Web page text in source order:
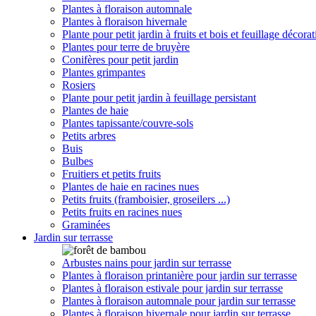
Plantes à floraison automnale
Plantes à floraison hivernale
Plante pour petit jardin à fruits et bois et feuillage
Plantes pour terre de bruyère
Conifères pour petit jardin
Plantes grimpantes
Rosiers
Plante pour petit jardin à feuillage persistant
Plantes de haie
Plantes tapissante/couvre-sols
Petits arbres
Buis
Bulbes
Fruitiers et petits fruits
Plantes de haie en racines nues
Petits fruits (framboisier, groseilers ...)
Petits fruits en racines nues
Graminées
Jardin sur terrasse
Arbustes nains pour jardin sur terrasse
Plantes à floraison printanière pour jardin sur terrasse
Plantes à floraison estivale pour jardin sur terrasse
Plantes à floraison automnale pour jardin sur terrasse
Plantes à floraison hivernale pour jardin sur terrasse